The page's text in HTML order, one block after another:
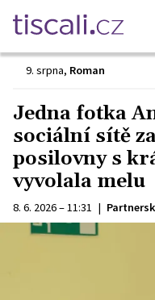
9. srpna, Roman
Jedna fotka
sociální sítě
posilovny s
vyvolala melu
8. 6. 2026 – 11:31 |